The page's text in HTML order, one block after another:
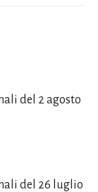
del 2 agosto
del 26 luglio